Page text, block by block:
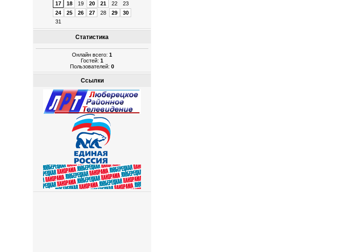
17
18 19 20 21 22
23
24
25 26 27 28 29
30
31
Статистика
Онлайн всего:1
Гостей:1
Пользователей:0
Ссылки